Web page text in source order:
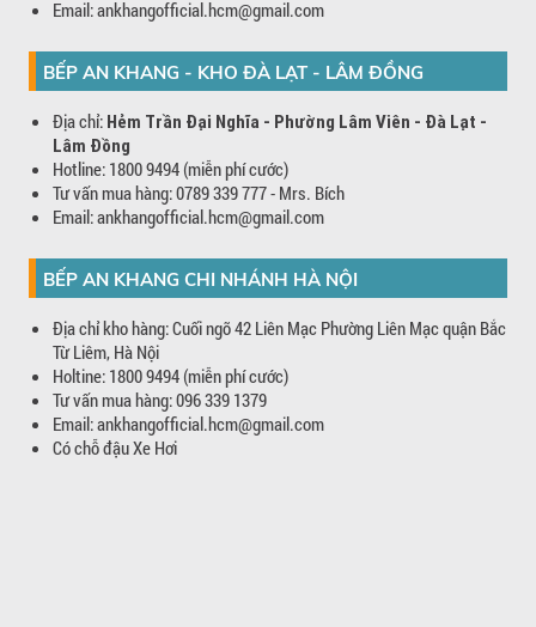
Email: ankhangofficial.hcm@gmail.com
BẾP AN KHANG - KHO ĐÀ LẠT - LÂM ĐỒNG
Địa chỉ: Hẻm Trần Đại Nghĩa - Phường Lâm Viên - Đà Lạt -
Lâm Đồng
Hotline: 1800 9494 (miễn phí cước)
Tư vấn mua hàng: 0789 339 777 - Mrs. Bích
Email: ankhangofficial.hcm@gmail.com
BẾP AN KHANG CHI NHÁNH HÀ NỘI
Địa chỉ kho hàng: Cuối ngõ 42 Liên Mạc Phường Liên Mạc quận Bắc
Từ Liêm, Hà Nội
Holtine: 1800 9494 (miễn phí cước)
Tư vấn mua hàng: 096 339 1379
Email: ankhangofficial.hcm@gmail.com
Có chỗ đậu Xe Hơi